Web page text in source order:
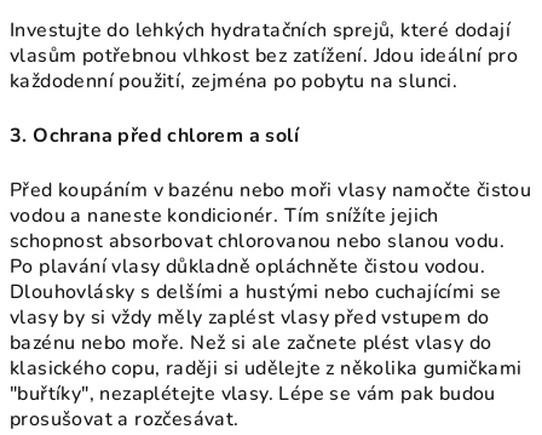
Investujte do lehkých hydratačních sprejů, které dodají
vlasům potřebnou vlhkost bez zatížení. Jdou ideální pro
každodenní použití, zejména po pobytu na slunci.
3. Ochrana před chlorem a solí
Před koupáním v bazénu nebo moři vlasy namočte čistou
vodou a naneste kondicionér. Tím snížíte jejich
schopnost absorbovat chlorovanou nebo slanou vodu.
Po plavání vlasy důkladně opláchněte čistou vodou.
Dlouhovlásky s delšími a hustými nebo cuchajícími se
vlasy by si vždy měly zaplést vlasy před vstupem do
bazénu nebo moře. Než si ale začnete plést vlasy do
klasického copu, raději si udělejte z několika gumičkami
"buřtíky", nezaplétejte vlasy. Lépe se vám pak budou
prosušovat a rozčesávat.